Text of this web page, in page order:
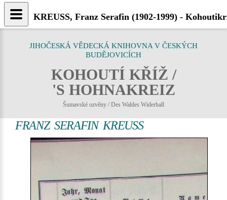
JIHOČESKÁ VĚDECKÁ KNIHOVNA V ČESKÝCH
BUDĚJOVICÍCH
KOHOUTÍ KŘÍŽ /
'S HOHNAKREIZ
Šumavské ozvěny / Des Waldes Widerhall
FRANZ SERAFIN KREUSS
KREUSS, Franz Serafin (1902-1999) -